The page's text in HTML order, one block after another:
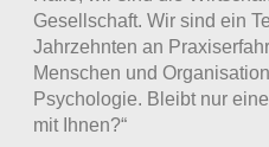
Mitarbeiter
haben. Dafür
die Motive
verstehen
Gesellschaft. Wir sind ein
Jahrzehnten an
Menschen und
Psychologie. Bleibt nur
mit Ihnen?“